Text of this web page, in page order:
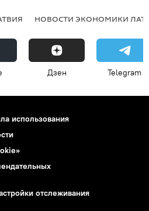
НОВОСТИ ЭКОНОМИКИ
Дзен Telegram
использования
отслеживания